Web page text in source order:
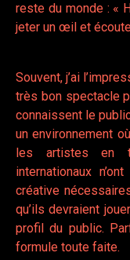
reste du monde : «
jeter un œil et
Souvent, j’ai
très bon spectacle
connaissent le
un environnement
les artistes en
internationaux
créative
qu’ils devraient
profil du public.
formule toute faite.